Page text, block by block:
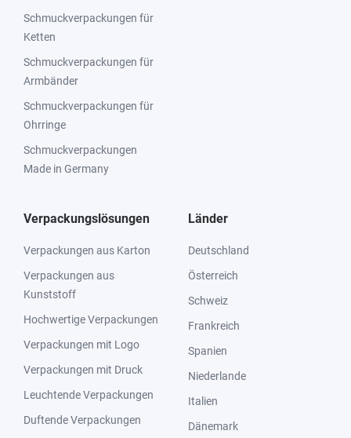
Schmuckverpackungen für
Ketten
Schmuckverpackungen für
Armbänder
Schmuckverpackungen für
Ohrringe
Schmuckverpackungen
Made in Germany
Verpackungslösungen
Verpackungen aus Karton
Verpackungen aus
Kunststoff
Hochwertige Verpackungen
Verpackungen mit Logo
Verpackungen mit Druck
Leuchtende Verpackungen
Duftende Verpackungen
Länder
Deutschland
Österreich
Schweiz
Frankreich
Spanien
Niederlande
Italien
Dänemark